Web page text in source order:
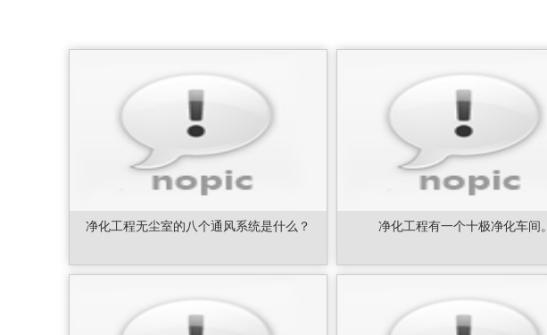
净化工程无尘室的八个通风系统是什么？ 净化工程有一个十极净化车间。